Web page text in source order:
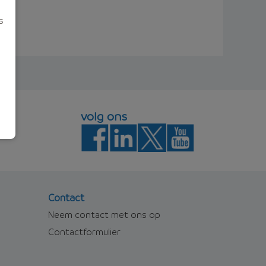
volg ons
Contact
Neem contact met ons op
Contactformulier